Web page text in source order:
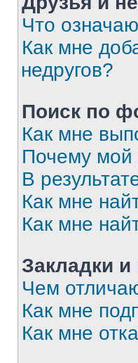
Что
Как мне
недругов?
Поиск по
Как мне
Почему мой
В
Как мне
Как мне
Закладки
Чем
Как мне
Как мне